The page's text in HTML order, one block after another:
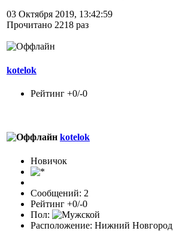
03 Октября 2019, 13:42:59
Прочитано 2218 раз
kotelok
Рейтинг +0/-0
kotelok
Новичок
Сообщений: 2
Рейтинг +0/-0
Пол:
Расположение: Нижний Новгород